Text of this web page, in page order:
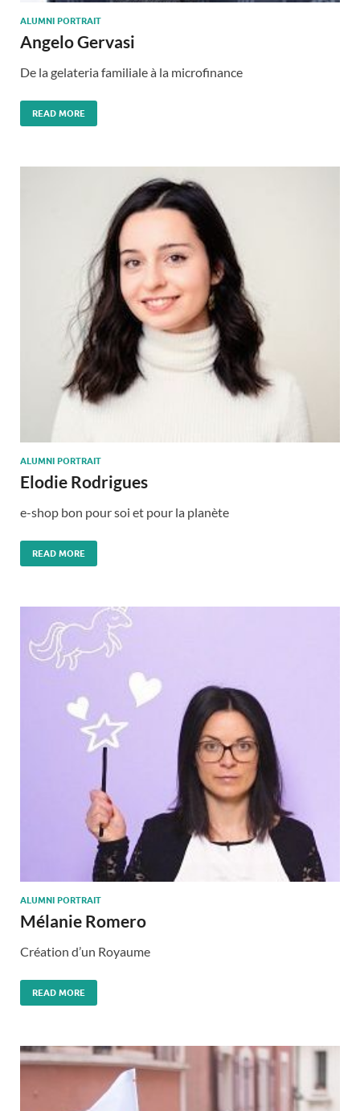
ALUMNI PORTRAIT
Angelo Gervasi
De la gelateria familiale à la microfinance
READ MORE
ALUMNI PORTRAIT
Elodie Rodrigues
e-shop bon pour soi et pour la planète
READ MORE
ALUMNI PORTRAIT
Mélanie Romero
Création d’un Royaume
READ MORE